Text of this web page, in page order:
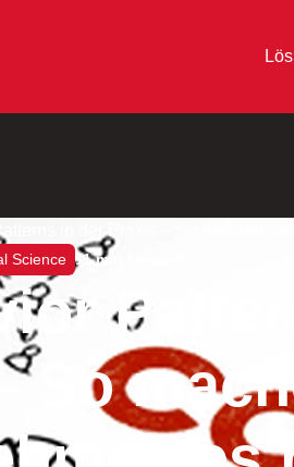
in der Praxis – So machen
Science 11 min Lesezeit
So